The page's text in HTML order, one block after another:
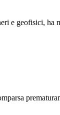
e geofisici, ha